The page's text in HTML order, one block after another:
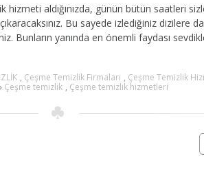
aldığınızda, günün bütün saatleri
Bu sayede izlediğiniz dizilere
Bunların yanında en önemli faydası
, Çeşme Temizlik Firmaları , Çeşme Temizlik
Çeşme temizlik , Çeşme temizlik hizmetleri